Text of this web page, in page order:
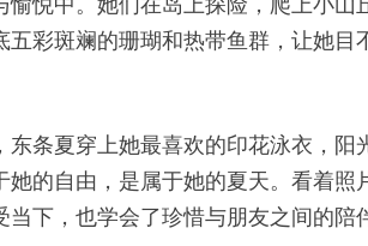
彩斑斓的珊瑚和热带鱼群，让她
条夏穿上她最喜欢的印花泳衣，
的自由，是属于她的夏天。看着
下，也学会了珍惜与朋友之间的陪